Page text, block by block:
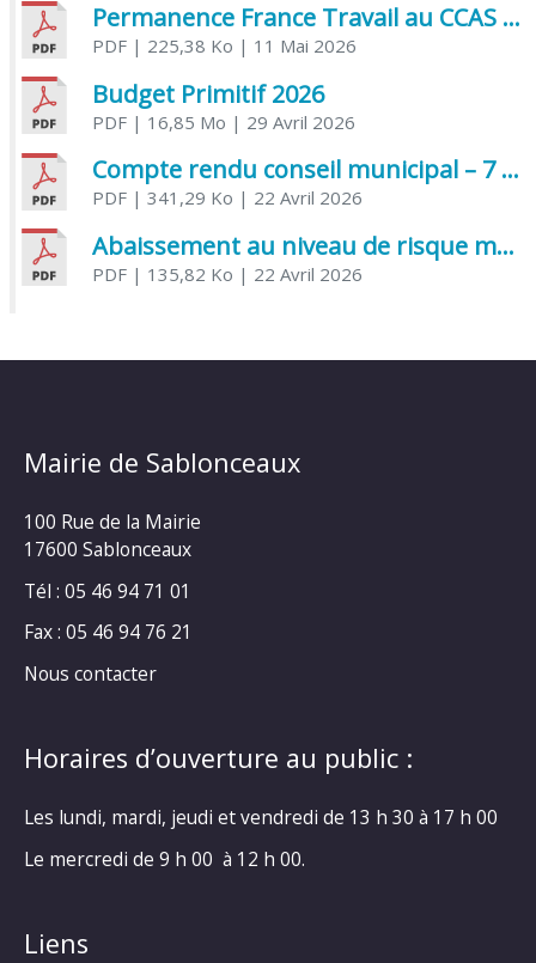
Permanence France Travail au CCAS de Saujon Juin 2026
PDF| 225,38 Ko | 11 Mai 2026
Budget Primitif 2026
PDF| 16,85 Mo | 29 Avril 2026
Compte rendu conseil municipal – 7 avril 2026
PDF| 341,29 Ko | 22 Avril 2026
Abaissement au niveau de risque modéré de l’Influenza aviaire
PDF| 135,82 Ko | 22 Avril 2026
Mairie de Sablonceaux
100 Rue de la Mairie
17600 Sablonceaux
Tél : 05 46 94 71 01
Fax : 05 46 94 76 21
Nous contacter
Horaires d’ouverture au public :
Les lundi, mardi, jeudi et vendredi de 13 h 30 à 17 h 00
Le mercredi de 9 h 00 à 12 h 00.
Liens